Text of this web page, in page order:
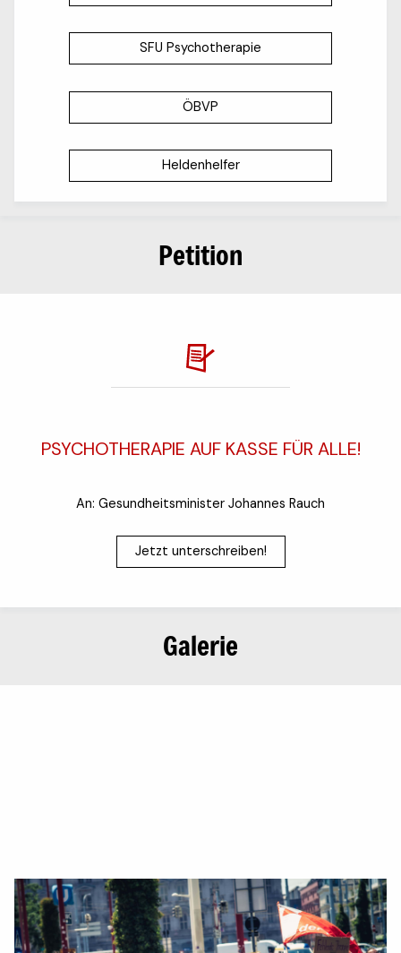
SFU Psychotherapie
ÖBVP
Heldenhelfer
Petition
PSYCHOTHERAPIE AUF KASSE FÜR ALLE!
An: Gesundheitsminister Johannes Rauch
Jetzt unterschreiben!
Galerie